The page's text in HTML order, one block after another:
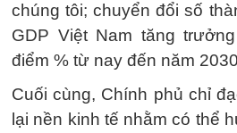
chúng tôi; chuyển đổi số
GDP Việt Nam tăng
điểm % từ nay đến năm
Cuối cùng, Chính phủ chỉ
lại nền kinh tế nhằm có thể